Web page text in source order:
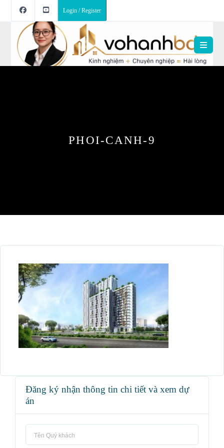
Login / Register
PHOI-CANH-9
Đăng ký nhận thông tin chi tiết và xem dự
án